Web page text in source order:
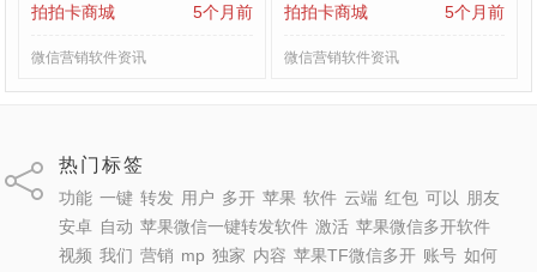
拍拍卡商城
5个月前
微信营销软件资讯
拍拍卡商城
5个月前
微信营销软件资讯
热门标签
功能 一键 转发 用户 多开 苹果 软件 云端 红包 可以
朋友
安卓 自动 苹果微信一键转发软件 激活 苹果微信多开软件
视频 我们 营销 mp 独家 内容 苹果TF微信多开 账号 如何